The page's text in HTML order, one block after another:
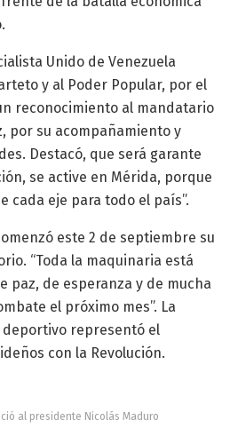
Unido de Venezuela
y al Poder Popular, por el
reconocimiento al mandatario
por su acompañamiento y
Destacó, que será garante
se active en Mérida, porque
cada eje para todo el país”.
este 2 de septiembre su
“Toda la maquinaria está
paz, de esperanza y de mucha
el próximo mes”. La
representó el
con la Revolución.
al presidente Nicolás Maduro